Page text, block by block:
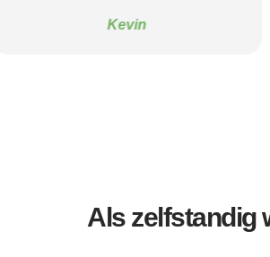
Als zelfstandig